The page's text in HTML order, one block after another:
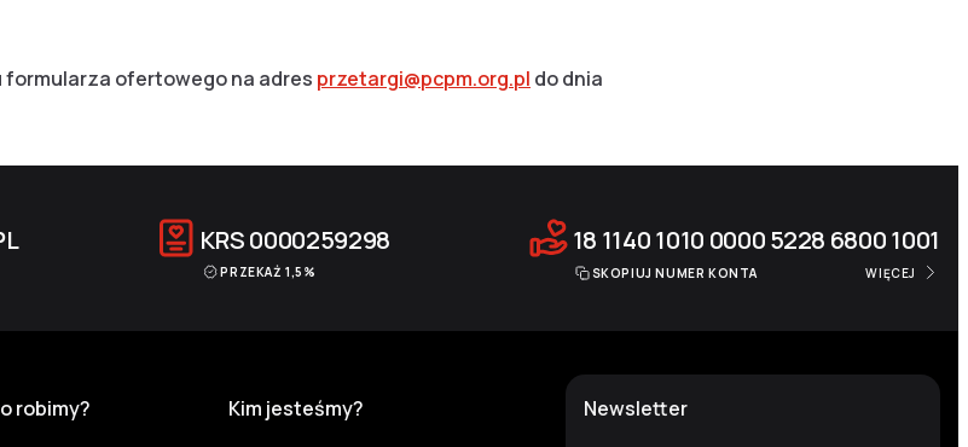
formularza ofertowego na adres przetargi@pcpm.org.pl do dnia
KRS0000259298
PRZEKAŻ 1,5%
18 1140 1010 0000 5228 6800 1001
SKOPIUJ NUMER KONTA WIĘCEJ
Newsletter
robimy? Kim jesteśmy?